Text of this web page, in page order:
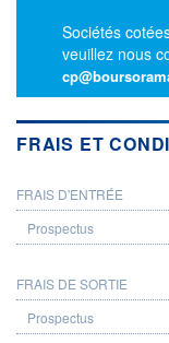
Sociétés
veuillez nous
FRAIS ET
PROSPECTUS
FRAIS D'ENTRÉE
FRAIS DE SORTIE